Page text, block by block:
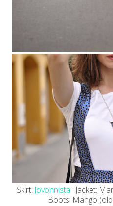
Skirt: Jovonnista · Jacket:
Boots: Mango